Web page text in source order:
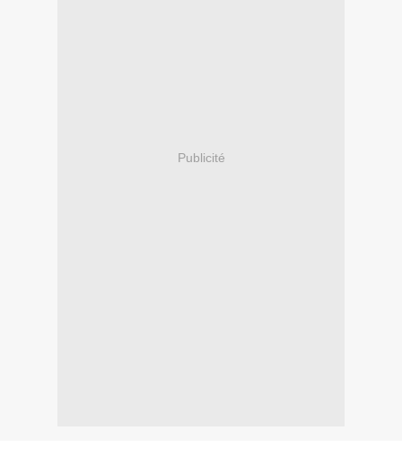
Publicité